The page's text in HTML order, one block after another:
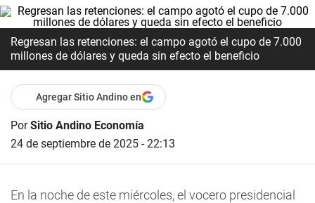
Regresan las retenciones: el campo agotó el cupo de 7.000
millones de dólares y queda sin efecto el beneficio
Agregar Sitio Andino en
PorSitio Andino Economía
24 de septiembre de 2025 - 22:13
En la noche de este miércoles, el vocero presidencial